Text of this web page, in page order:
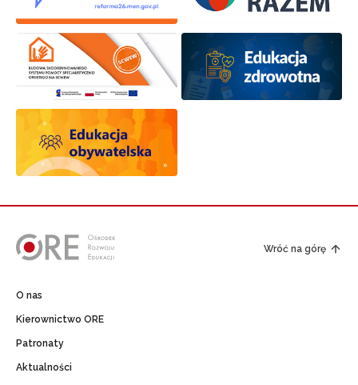
Wróć na górę
O nas
Kierownictwo ORE
Patronaty
Aktualności